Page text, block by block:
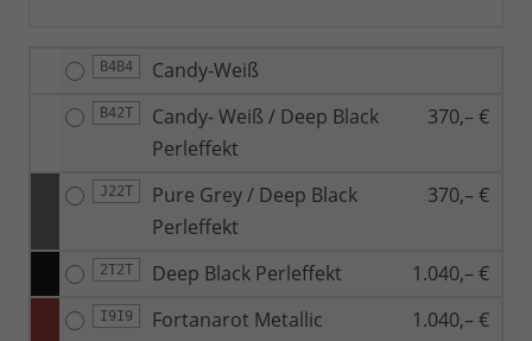
B4B4 Candy-Weiß
B42T
Candy- Weiß / Deep Black
Perleffekt
370,– €
J22T
Pure Grey / Deep Black
Perleffekt
370,– €
2T2T Deep Black Perleffekt 1.040,– €
I9I9 Fortanarot Metallic 1.040,– €